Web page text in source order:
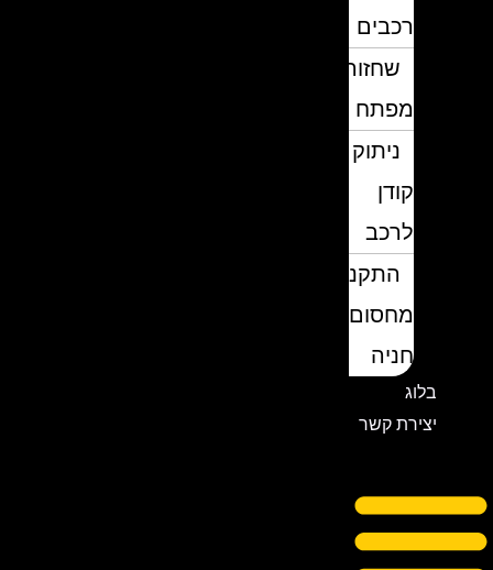
רכבים
שחזור
מפתח
ניתוק
לרכב
התקנת
מחסום
חניה
יצירת קשר